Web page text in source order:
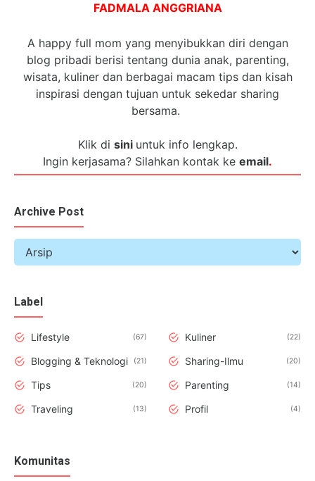
FADMALA ANGGRIANA
A happy full mom yang menyibukkan diri dengan
blog pribadi berisi tentang dunia anak, parenting,
wisata, kuliner dan berbagai macam tips dan kisah
inspirasi dengan tujuan untuk sekedar sharing
bersama.
Klik di sini untuk info lengkap.
Ingin kerjasama? Silahkan kontak ke email.
Archive Post
Label
Lifestyle 67 Kuliner 22
Blogging & Teknologi 21 Sharing-Ilmu 20
Tips 20 Parenting 14
Traveling 13 Profil 4
Komunitas